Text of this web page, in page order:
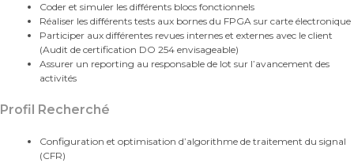
Coder et simuler les différents blocs fonctionnels
Réaliser les différents tests aux bornes du FPGA sur carte électronique
Participer aux différentes revues internes et externes avec le client
(Audit de certification DO 254 envisageable)
Assurer un reporting au responsable de lot sur l’avancement des
activités
Profil Recherché
Configuration et optimisation d’algorithme de traitement du signal
(CFR)